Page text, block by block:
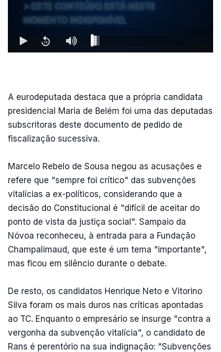
ESTE CONTEÚDO ESTÁ NESTE
MOMENTO INDISPONÍVEL
A eurodeputada destaca que a própria candidata
presidencial Maria de Belém foi uma das deputadas
subscritoras deste documento de pedido de
fiscalização sucessiva.
Marcelo Rebelo de Sousa negou as acusações e
refere que "sempre foi crítico" das subvenções
vitalícias a ex-políticos, considerando que a
decisão do Constitucional é "difícil de aceitar do
ponto de vista da justiça social". Sampaio da
Nóvoa reconheceu, à entrada para a Fundação
Champalimaud, que este é um tema "importante",
mas ficou em silêncio durante o debate.
De resto, os candidatos Henrique Neto e Vitorino
Silva foram os mais duros nas críticas apontadas
ao TC. Enquanto o empresário se insurge "contra a
vergonha da subvenção vitalícia", o candidato de
Rans é perentório na sua indignação: "Subvenções